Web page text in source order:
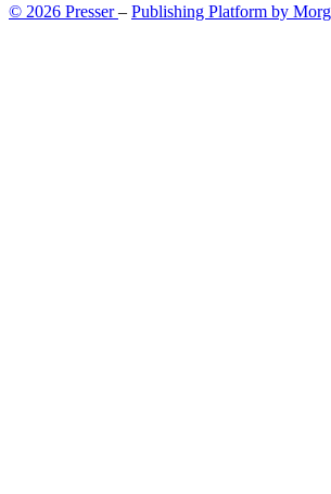
© 2026 Presser– Publishing Platform by